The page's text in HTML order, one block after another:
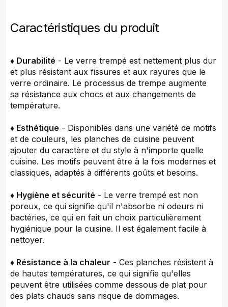
Caractéristiques du produit
♦ Durabilité - Le verre trempé est nettement plus dur
et plus résistant aux fissures et aux rayures que le
verre ordinaire. Le processus de trempe augmente
sa résistance aux chocs et aux changements de
température.
♦ Esthétique - Disponibles dans une variété de motifs
et de couleurs, les planches de cuisine peuvent
ajouter du caractère et du style à n'importe quelle
cuisine. Les motifs peuvent être à la fois modernes et
classiques, adaptés à différents goûts et besoins.
♦ Hygiène et sécurité - Le verre trempé est non
poreux, ce qui signifie qu'il n'absorbe ni odeurs ni
bactéries, ce qui en fait un choix particulièrement
hygiénique pour la cuisine. Il est également facile à
nettoyer.
♦ Résistance à la chaleur - Ces planches résistent à
de hautes températures, ce qui signifie qu'elles
peuvent être utilisées comme dessous de plat pour
des plats chauds sans risque de dommages.